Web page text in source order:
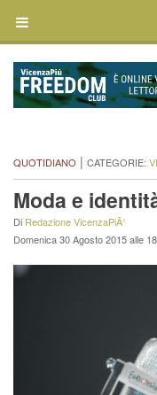
QUOTIDIANO | CATEGORIE:
Moda e
Di Redazione VicenzaPiÃ¹
Domenica 30 Agosto 2015 alle